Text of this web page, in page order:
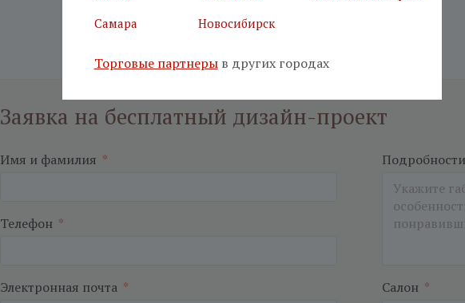
Заявка на бесплатный дизайн-проект
Имя и фамилия *
Телефон *
Электронная почта *
Подробности
Салон *
Самара
Новосибирск
Торговые партнерыв других городах